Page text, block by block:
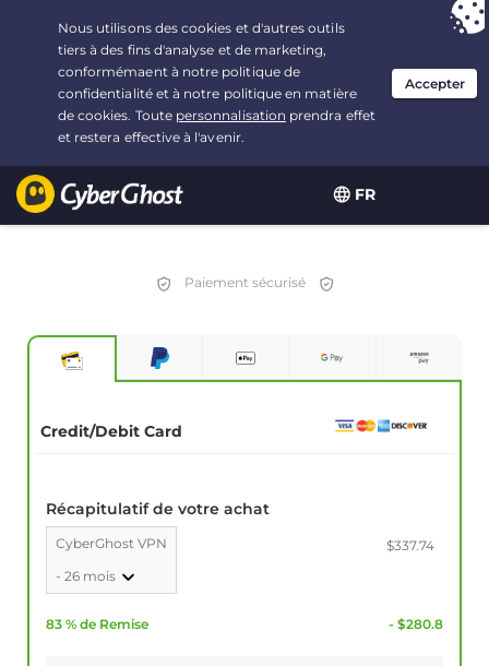
FR
Vous avez opté pour :L'offre la plus avantageuse
2.1666666666667 ans à $2.19/mois
Paiement sécurisé
Credit/Debit Card
Récapitulatif de votre achat
CyberGhost VPN
- 26 mois
$337.74
83 % de Remise - $280.8